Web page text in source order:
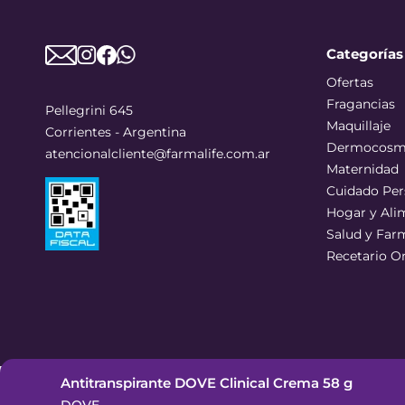
Antitranspirante DOVE Clinical Crema 58 g
Pellegrini 645
Corrientes - Argentina
atencionalcliente@farmalife.com.ar
Categorías
Ofertas
Fragancias
Maquillaje
Maternidad
Cuidado
Hogar y
Salud y
Recetario
Todos los derechos reservados